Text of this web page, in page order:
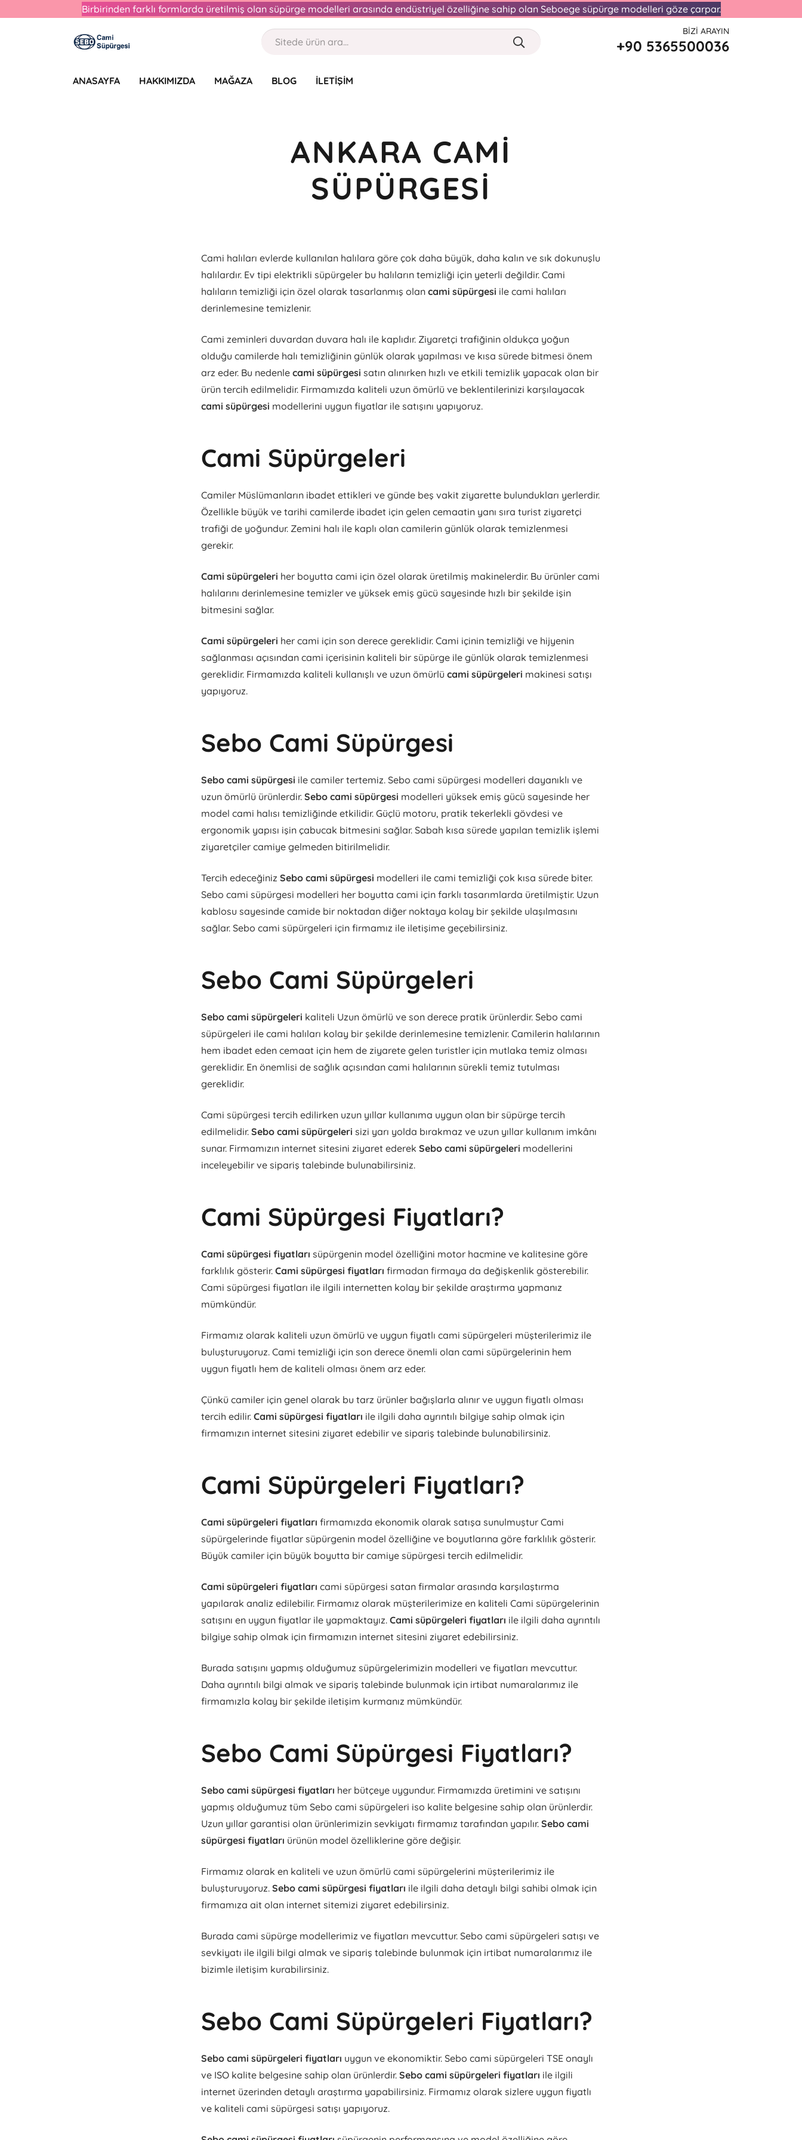
Birbirinden farklı formlarda üretilmiş olan süpürge modelleri arasında endüstriyel özelliğine sahip olan Seboege süpürge modelleri göze çarpar.
BIZI ARAYIN
+90 5365500036
ANASAYFA HAKKIMIZDA MAĞAZA BLOG İLETIŞIM
ANKARA CAMI
SÜPÜRGESI
Cami halıları evlerde kullanılan halılara göre çok daha büyük, daha kalın ve sık dokunuşlu
halılardır. Ev tipi elektrikli süpürgeler bu halıların temizliği için yeterli değildir. Cami
halıların temizliği için özel olarak tasarlanmış olancami süpürgesi ile cami halıları
derinlemesine temizlenir.
Cami zeminleri duvardan duvara halı ile kaplıdır. Ziyaretçi trafiğinin oldukça yoğun
olduğu camilerde halı temizliğinin günlük olarak yapılması ve kısa sürede bitmesi önem
arz eder. Bu nedenlecami süpürgesi satın alınırken hızlı ve etkili temizlik yapacak olan bir
ürün tercih edilmelidir. Firmamızda kaliteli uzun ömürlü ve beklentilerinizi karşılayacak
cami süpürgesi modellerini uygun fiyatlar ile satışını yapıyoruz.
Cami Süpürgeleri
Camiler Müslümanların ibadet ettikleri ve günde beş vakit ziyarette bulundukları yerlerdir.
Özellikle büyük ve tarihi camilerde ibadet için gelen cemaatin yanı sıra turist ziyaretçi
trafiği de yoğundur. Zemini halı ile kaplı olan camilerin günlük olarak temizlenmesi
gerekir.
Cami süpürgeleri her boyutta cami için özel olarak üretilmiş makinelerdir. Bu ürünler cami
halılarını derinlemesine temizler ve yüksek emiş gücü sayesinde hızlı bir şekilde işin
bitmesini sağlar.
Cami süpürgeleri her cami için son derece gereklidir. Cami içinin temizliği ve hijyenin
sağlanması açısından cami içerisinin kaliteli bir süpürge ile günlük olarak temizlenmesi
gereklidir. Firmamızda kaliteli kullanışlı ve uzun ömürlücami süpürgeleri makinesi satışı
yapıyoruz.
Sebo Cami Süpürgesi
Sebo cami süpürgesi ile camiler tertemiz. Sebo cami süpürgesi modelleri dayanıklı ve
uzun ömürlü ürünlerdir.Sebo cami süpürgesi modelleri yüksek emiş gücü sayesinde her
model cami halısı temizliğinde etkilidir. Güçlü motoru, pratik tekerlekli gövdesi ve
ergonomik yapısı işin çabucak bitmesini sağlar. Sabah kısa sürede yapılan temizlik işlemi
ziyaretçiler camiye gelmeden bitirilmelidir.
Tercih edeceğinizSebo cami süpürgesi modelleri ile cami temizliği çok kısa sürede biter.
Sebo cami süpürgesi modelleri her boyutta cami için farklı tasarımlarda üretilmiştir. Uzun
kablosu sayesinde camide bir noktadan diğer noktaya kolay bir şekilde ulaşılmasını
sağlar. Sebo cami süpürgeleri için firmamız ile iletişime geçebilirsiniz.
Sebo Cami Süpürgeleri
Sebo cami süpürgeleri kaliteli Uzun ömürlü ve son derece pratik ürünlerdir. Sebo cami
süpürgeleri ile cami halıları kolay bir şekilde derinlemesine temizlenir. Camilerin halılarının
hem ibadet eden cemaat için hem de ziyarete gelen turistler için mutlaka temiz olması
gereklidir. En önemlisi de sağlık açısından cami halılarının sürekli temiz tutulması
gereklidir.
Cami süpürgesi tercih edilirken uzun yıllar kullanıma uygun olan bir süpürge tercih
edilmelidir.Sebo cami süpürgelerisizi yarı yolda bırakmaz ve uzun yıllar kullanım imkânı
sunar. Firmamızın internet sitesini ziyaret ederekSebo cami süpürgeleri modellerini
inceleyebilir ve sipariş talebinde bulunabilirsiniz.
Cami Süpürgesi Fiyatları?
Cami süpürgesi fiyatlarısüpürgenin model özelliğini motor hacmine ve kalitesine göre
farklılık gösterir.Cami süpürgesi fiyatlarıfirmadan firmaya da değişkenlik gösterebilir.
Cami süpürgesi fiyatları ile ilgili internetten kolay bir şekilde araştırma yapmanız
mümkündür.
Firmamız olarak kaliteli uzun ömürlü ve uygun fiyatlı cami süpürgeleri müşterilerimiz ile
buluşturuyoruz. Cami temizliği için son derece önemli olan cami süpürgelerinin hem
uygun fiyatlı hem de kaliteli olması önem arz eder.
Çünkü camiler için genel olarak bu tarz ürünler bağışlarla alınır ve uygun fiyatlı olması
tercih edilir.Cami süpürgesi fiyatları ile ilgili daha ayrıntılı bilgiye sahip olmak için
firmamızın internet sitesini ziyaret edebilir ve sipariş talebinde bulunabilirsiniz.
Cami Süpürgeleri Fiyatları?
Cami süpürgeleri fiyatlarıfirmamızda ekonomik olarak satışa sunulmuştur Cami
süpürgelerinde fiyatlar süpürgenin model özelliğine ve boyutlarına göre farklılık gösterir.
Büyük camiler için büyük boyutta bir camiye süpürgesi tercih edilmelidir.
Cami süpürgeleri fiyatlarıcami süpürgesi satan firmalar arasında karşılaştırma
yapılarak analiz edilebilir. Firmamız olarak müşterilerimize en kaliteli Cami süpürgelerinin
satışını en uygun fiyatlar ile yapmaktayız.Cami süpürgeleri fiyatları ile ilgili daha ayrıntılı
bilgiye sahip olmak için firmamızın internet sitesini ziyaret edebilirsiniz.
Burada satışını yapmış olduğumuz süpürgelerimizin modelleri ve fiyatları mevcuttur.
Daha ayrıntılı bilgi almak ve sipariş talebinde bulunmak için irtibat numaralarımız ile
firmamızla kolay bir şekilde iletişim kurmanız mümkündür.
Sebo Cami Süpürgesi Fiyatları?
Sebo cami süpürgesi fiyatları her bütçeye uygundur. Firmamızda üretimini ve satışını
yapmış olduğumuz tüm Sebo cami süpürgeleri iso kalite belgesine sahip olan ürünlerdir.
Uzun yıllar garantisi olan ürünlerimizin sevkiyatı firmamız tarafından yapılır.Sebo cami
süpürgesi fiyatları ürünün model özelliklerine göre değişir.
Firmamız olarak en kaliteli ve uzun ömürlü cami süpürgelerini müşterilerimiz ile
buluşturuyoruz.Sebo cami süpürgesi fiyatları ile ilgili daha detaylı bilgi sahibi olmak için
firmamıza ait olan internet sitemizi ziyaret edebilirsiniz.
Burada cami süpürge modellerimiz ve fiyatları mevcuttur. Sebo cami süpürgeleri satışı ve
sevkiyatı ile ilgili bilgi almak ve sipariş talebinde bulunmak için irtibat numaralarımız ile
bizimle iletişim kurabilirsiniz.
Sebo Cami Süpürgeleri Fiyatları?
Sebo cami süpürgeleri fiyatları uygun ve ekonomiktir. Sebo cami süpürgeleri TSE onaylı
ve ISO kalite belgesine sahip olan ürünlerdir.Sebo cami süpürgeleri fiyatları ile ilgili
internet üzerinden detaylı araştırma yapabilirsiniz. Firmamız olarak sizlere uygun fiyatlı
ve kaliteli cami süpürgesi satışı yapıyoruz.